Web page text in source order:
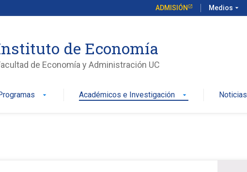
ADMISIÓN Medios arrow_drop_down
de Economía
de Economía y Administración UC
arrow_drop_down Académicos e Investigación arrow_drop_down Noticias